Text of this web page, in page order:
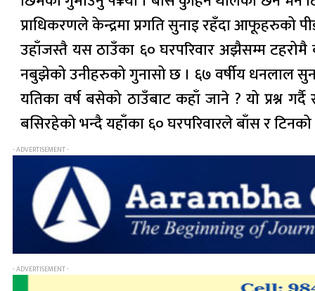
प्राधिकरणले केन्द्रमा प्रगति सुनाइ रहँदा आफूहरुको
उहाँजस्तै यस ठाउँका ६० घरपरिवार अझैसम्म टहरोमै
नबुझेको उनीहरुको गुनासो छ । ६७ वर्षीय धनलाल
यतिका वर्ष बसेको ठाउँबाट कहाँ जाने ? यो प्रश्न
बसिरहेको भन्दै यहाँका ६० घरपरिवारले बाँस र
- ADVERTISEMENT -
- ADVERTISEMENT -